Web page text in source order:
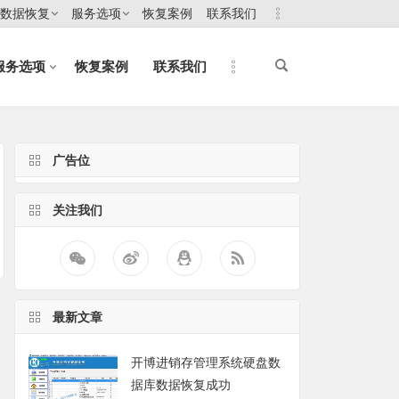
数据恢复 服务选项 恢复案例 联系我们
务选项 恢复案例 联系我们
广告位
关注我们
最新文章
开博进销存管理系统硬盘数
据库数据恢复成功